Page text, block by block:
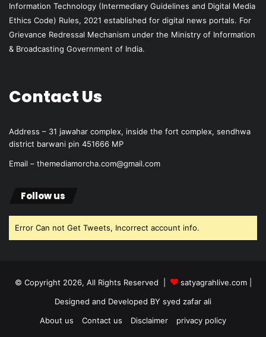
Information Technology (Intermediary Guidelines and Digital Media
Ethics Code) Rules, 2021 established for digital news portals. For
Grievance Redressal Mechanism under the Ministry of Information
& Broadcasting Government of India.
Contact Us
Address – 31 jawahar complex, inside the fort complex, sendhwa
district barwani pin 451666 MP
Email – themediamorcha.com@gmail.com
Follow us
Error Can not Get Tweets, Incorrect account info.
© Copyright 2026, All Rights Reserved | satyagrahlive.com|
Designed and Developed BY syed zafar ali
About us
Contact us Disclaimer privacy policy